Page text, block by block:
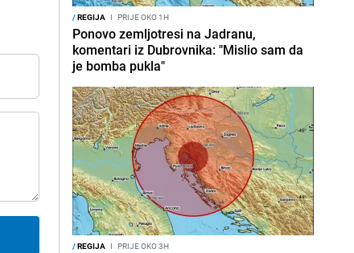
/REGIJA I PRIJE OKO 1H
Ponovo zemljotresi na Jadranu,
komentari iz Dubrovnika: "Mislio sam da
je bomba pukla"
/REGIJA I PRIJE OKO 3H